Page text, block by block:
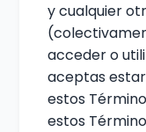
y cualquier
acceder o
aceptas
estos
estos